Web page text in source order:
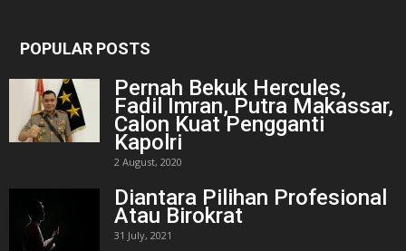
POPULAR POSTS
Pernah Bekuk Hercules,
Fadil Imran, Putra Makassar,
Calon Kuat Pengganti
Kapolri
2 August, 2020
Diantara Pilihan Profesional
Atau Birokrat
31 July, 2021